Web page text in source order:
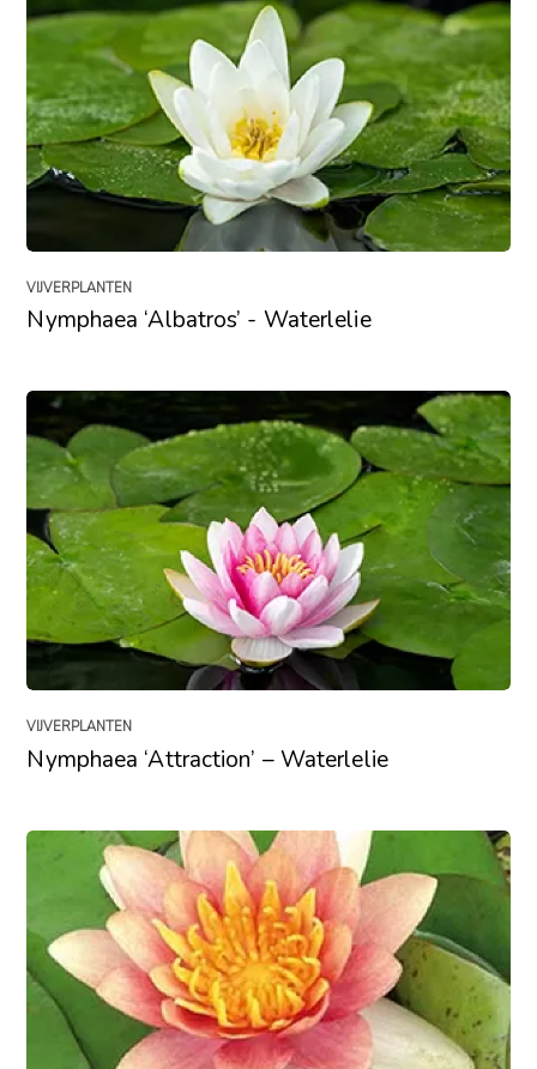
VIJVERPLANTEN
Nymphaea ‘Albatros’ - Waterlelie
VIJVERPLANTEN
Nymphaea ‘Attraction’ – Waterlelie